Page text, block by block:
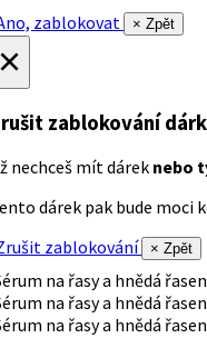
zablokovat
× Zpět
zablokování
nechceš mít dárek nebo
dárek pak bude moci
zablokování
× Zpět